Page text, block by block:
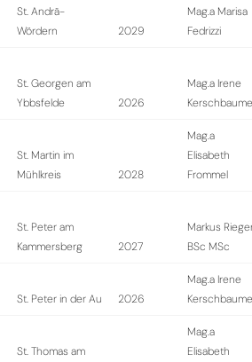
St. Andrä-
Wördern
2029
Mag.a Marisa
Fedrizzi
St. Georgen am
Ybbsfelde
2026
Mag.a Irene
St. Martin im
Mühlkreis
2028
Mag.a
Elisabeth
Frommel
St. Peter am
Kammersberg
2027
Markus
BSc MSc
St. Peter in der Au 2026
Mag.a Irene
St. Thomas am
Mag.a
Elisabeth